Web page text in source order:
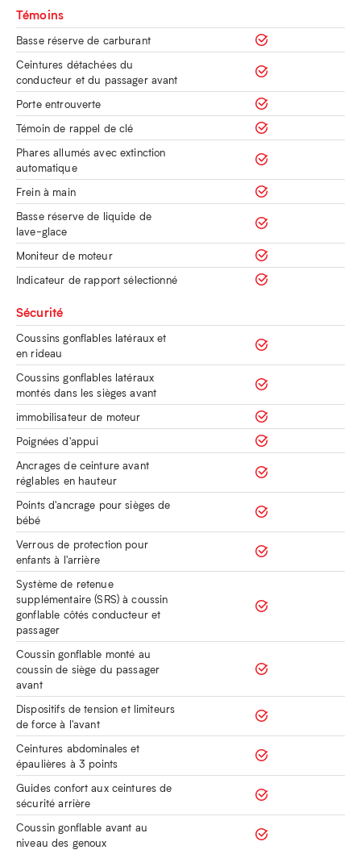
Témoins
Basse réserve de carburant
Ceintures détachées du
conducteur et du passager avant
Porte entrouverte
Témoin de rappel de clé
Phares allumés avec extinction
automatique
Frein à main
Basse réserve de liquide de
lave-glace
Moniteur de moteur
Indicateur de rapport sélectionné
Sécurité
Coussins gonflables latéraux et
en rideau
Coussins gonflables latéraux
montés dans les sièges avant
immobilisateur de moteur
Poignées d'appui
Ancrages de ceinture avant
réglables en hauteur
Points d'ancrage pour sièges de
bébé
Verrous de protection pour
enfants à l'arrière
Système de retenue
supplémentaire (SRS) à coussin
gonflable côtés conducteur et
passager
Coussin gonflable monté au
coussin de siège du passager
avant
Dispositifs de tension et limiteurs
de force à l'avant
Ceintures abdominales et
épaulières à 3 points
Guides confort aux ceintures de
sécurité arrière
Coussin gonflable avant au
niveau des genoux